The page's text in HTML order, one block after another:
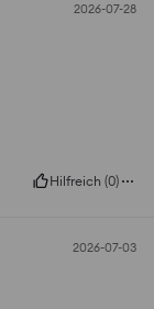
2026-07-28
Hilfreich (0)
2026-07-03